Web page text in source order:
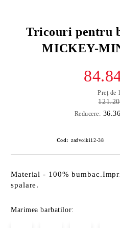
Tricouri pentru
MICKEY-
Preț de
Reducere:
Cod: zadvoiki12-38
Material - 100%
spalare.
Marimea barbatilor: